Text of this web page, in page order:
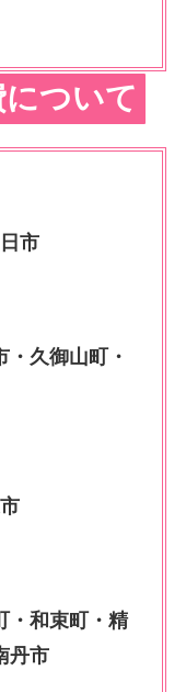
ついて
市
久御山町・
・和束町・精
丹市